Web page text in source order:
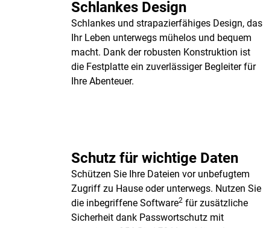
Schlankes Design
Schlankes und strapazierfähiges Design, das
Ihr Leben unterwegs mühelos und bequem
macht. Dank der robusten Konstruktion ist
die Festplatte ein zuverlässiger Begleiter für
Ihre Abenteuer.
Schutz für wichtige Daten
Schützen Sie Ihre Dateien vor unbefugtem
Zugriff zu Hause oder unterwegs. Nutzen Sie
die inbegriffene Software2 für zusätzliche
Sicherheit dank Passwortschutz mit